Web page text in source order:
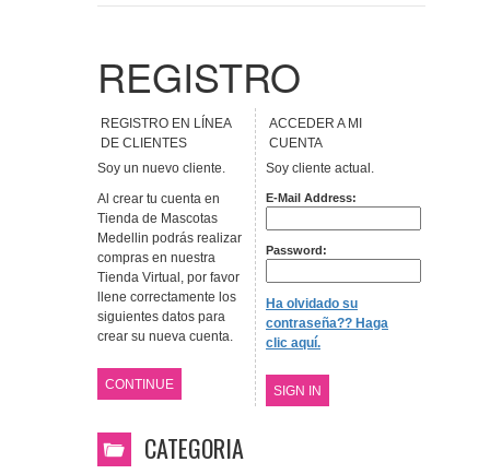
REGISTRO
REGISTRO EN LÍNEA
DE CLIENTES
Soy un nuevo cliente.
Al crear tu cuenta en
Tienda de Mascotas
Medellin podrás realizar
compras en nuestra
Tienda Virtual, por favor
llene correctamente los
siguientes datos para
crear su nueva cuenta.
CONTINUE
ACCEDER A MI
CUENTA
Soy cliente actual.
E-Mail Address:
Password:
Ha olvidado su
contraseña?? Haga
clic aquí.
SIGN IN
CATEGORIA